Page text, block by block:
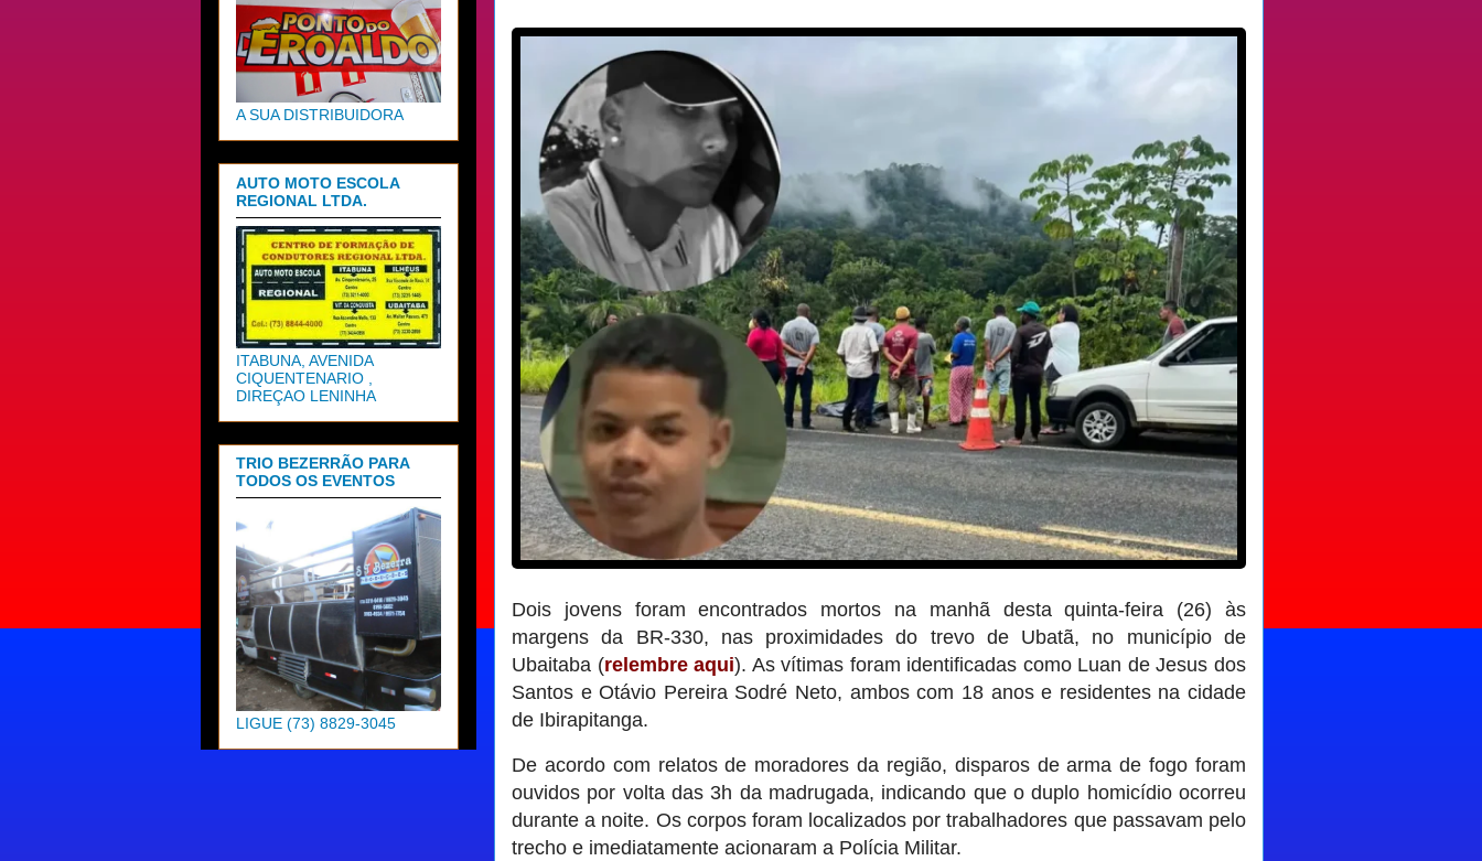
Dois jovens foram encontrados mortos na manhã desta quinta-feira (26) às
margens da BR-330, nas proximidades do trevo de Ubatã, no município de
Ubaitaba (relembre aqui). As vítimas foram identificadas como Luan de Jesus dos
Santos e Otávio Pereira Sodré Neto, ambos com 18 anos e residentes na cidade
de Ibirapitanga.
De acordo com relatos de moradores da região, disparos de arma de fogo foram
ouvidos por volta das 3h da madrugada, indicando que o duplo homicídio ocorreu
durante a noite. Os corpos foram localizados por trabalhadores que passavam pelo
trecho e imediatamente acionaram a Polícia Militar.
A SUA DISTRIBUIDORA
AUTO MOTO ESCOLA
REGIONAL LTDA.
ITABUNA, AVENIDA
CIQUENTENARIO ,
DIREÇAO LENINHA
TRIO BEZERRÃO PARA
TODOS OS EVENTOS
LIGUE (73) 8829-3045